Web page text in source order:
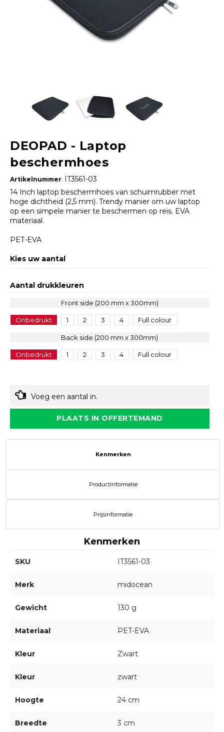
DEOPAD - Laptop
beschermhoes
Artikelnummer: IT3561-03
14 Inch laptop beschermhoes van schuimrubber met
hoge dichtheid (2,5 mm). Trendy manier om uw laptop
op een simpele manier te beschermen op reis. EVA
materiaal.
PET-EVA
Kies uw aantal
Aantal drukkleuren
Front side (200 mm x 300mm)
Onbedrukt 1 2 3 4 Full colour
Back side (200 mm x 300mm)
Onbedrukt 1 2 3 4 Full colour
Voeg een aantal in.
PLAATS IN OFFERTEMAND
Kenmerken
Productinformatie
Prijsinformatie
Kenmerken
SKU IT3561-03
Merk midocean
Gewicht 130 g
Materiaal PET-EVA
Kleur Zwart
Kleur zwart
Hoogte 24 cm
Breedte 3 cm